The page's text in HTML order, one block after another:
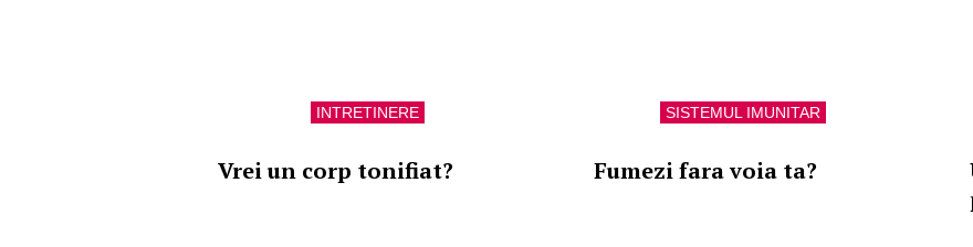
INTRETINERE
Vrei un corp tonifiat?
SISTEMUL IMUNITAR
Fumezi fara voia ta?